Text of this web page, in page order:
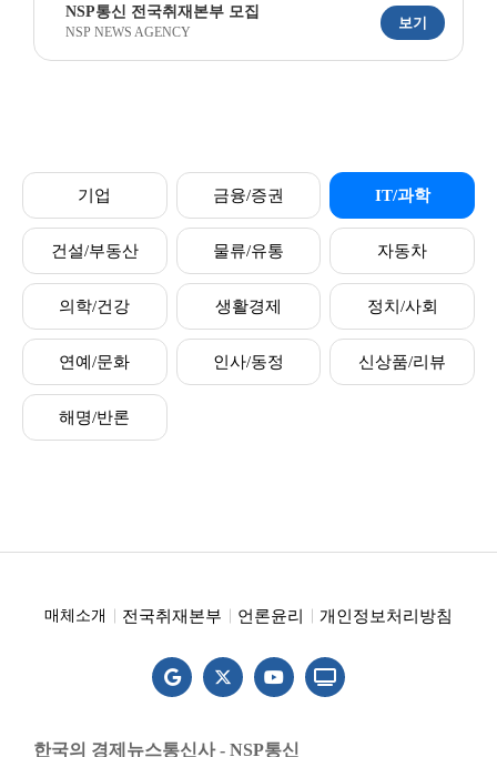
NSP통신 전국취재본부 모집
NSP NEWS AGENCY
보기
기업 금융/증권 IT/과학
건설/부동산 물류/유통 자동차
의학/건강 생활경제 정치/사회
연예/문화 인사/동정 신상품/리뷰
해명/반론
매체소개 전국취재본부 언론윤리 개인정보처리방침
한국의 경제뉴스통신사 - NSP통신